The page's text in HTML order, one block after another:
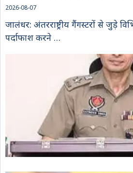
2026-08-07
जालंधर: अंतरराष्ट्रीय गैंगस्टरों से जुड़े
पर्दाफाश करने …